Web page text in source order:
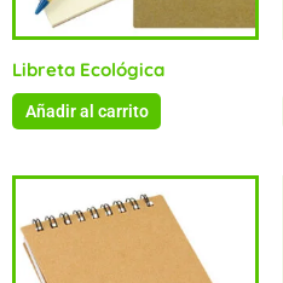
Libreta Ecológica
Añadir al carrito